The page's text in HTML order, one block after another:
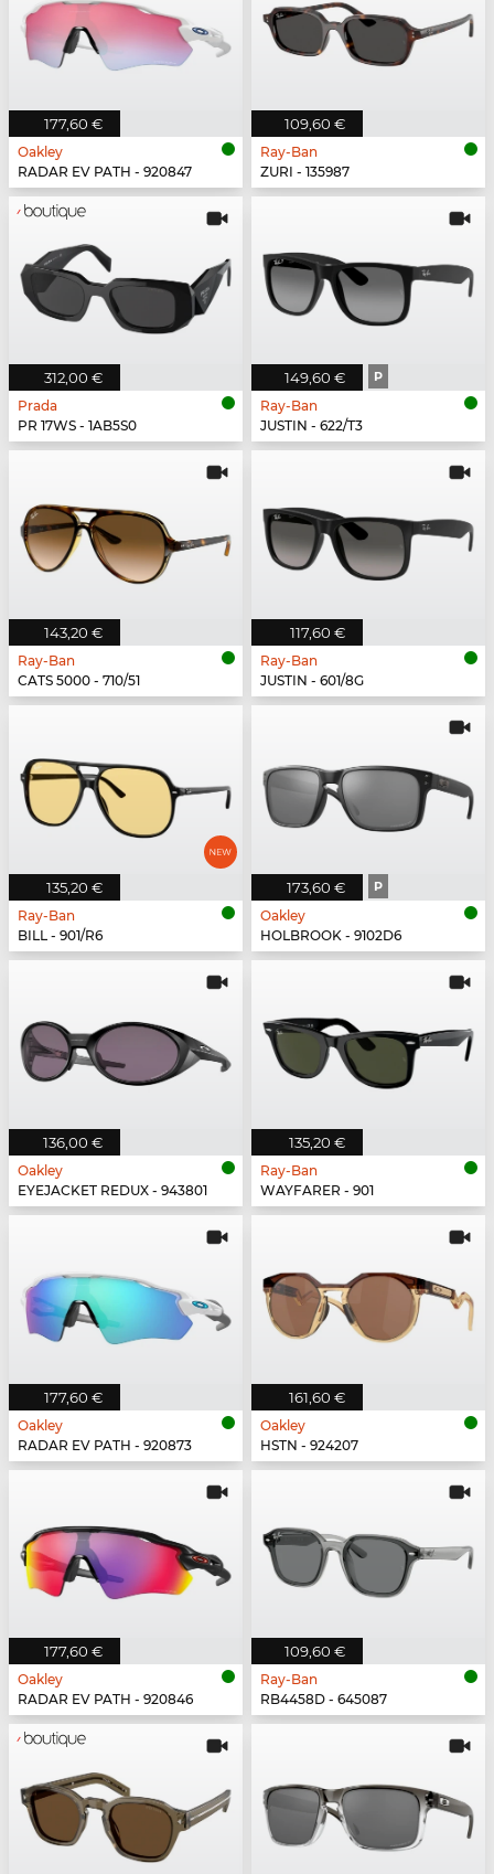
177,60 €
Oakley
RADAR EV PATH - 920847
109,60 €
Ray-Ban
ZURI - 135987
312,00 €
Prada
PR 17WS - 1AB5S0
149,60 € P
Ray-Ban
JUSTIN - 622/T3
143,20 €
Ray-Ban
CATS 5000 - 710/51
117,60 €
Ray-Ban
JUSTIN - 601/8G
135,20 €
Ray-Ban
BILL - 901/R6
173,60 € P
Oakley
HOLBROOK - 9102D6
136,00 €
Oakley
EYEJACKET REDUX - 943801
135,20 €
Ray-Ban
WAYFARER - 901
177,60 €
Oakley
RADAR EV PATH - 920873
161,60 €
Oakley
HSTN - 924207
177,60 €
Oakley
RADAR EV PATH - 920846
109,60 €
Ray-Ban
RB4458D - 645087